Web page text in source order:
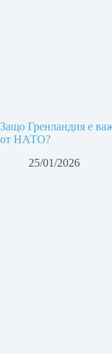
Защо Гренландия е
от НАТО?
25/01/2026